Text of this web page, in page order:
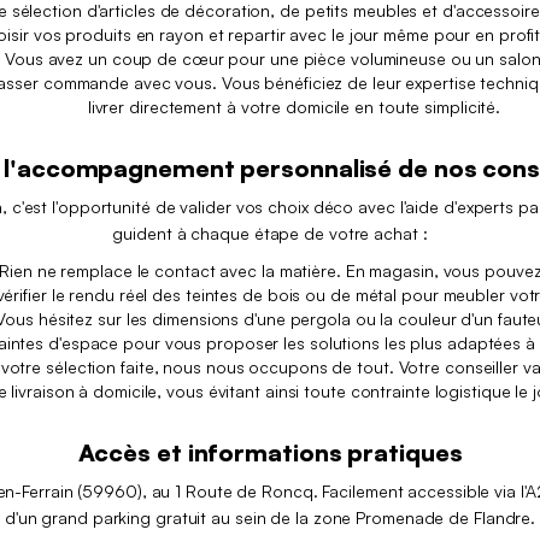
sélection d'articles de décoration, de petits meubles et
vos produits en rayon et repartir avec le jour même pour en
Vous avez un coup de cœur pour une pièce volumineuse ou un
commande avec vous. Vous bénéficiez de leur expertise
livrer directement à votre domicile en toute simplicité.
personnalisé de nos
c'est l'opportunité de valider vos choix déco avec l'aide d'experts
guident à chaque étape de votre achat :
ne remplace le contact avec la matière. En magasin, vous
le rendu réel des teintes de bois ou de métal pour meubler
hésitez sur les dimensions d'une pergola ou la couleur d'un
d'espace pour vous proposer les solutions les plus adaptées
sélection faite, nous nous occupons de tout. Votre conseiller
livraison à domicile, vous évitant ainsi toute contrainte logistique le
Accès et informations pratiques
Ferrain (59960), au 1 Route de Roncq. Facilement accessible via
d'un grand parking gratuit au sein de la zone Promenade de Flandre.